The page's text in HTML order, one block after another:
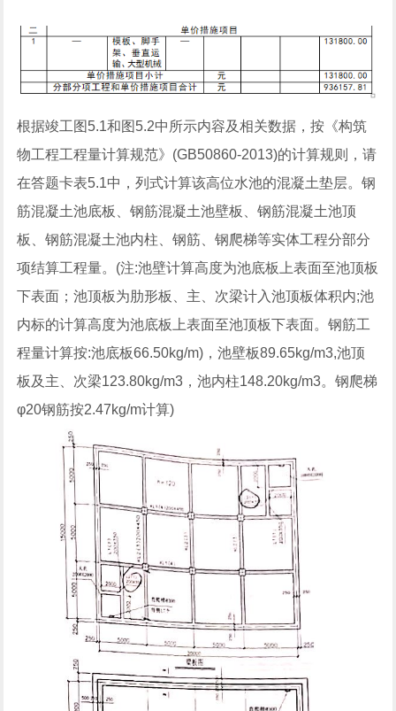
根据竣工图5.1和图5.2中所示内容及相关数据，按《构筑
物工程工程量计算规范》(GB50860-2013)的计算规则，请
在答题卡表5.1中，列式计算该高位水池的混凝土垫层。钢
筋混凝土池底板、钢筋混凝土池壁板、钢筋混凝土池顶
板、钢筋混凝土池内柱、钢筋、钢爬梯等实体工程分部分
项结算工程量。(注:池壁计算高度为池底板上表面至池顶板
下表面；池顶板为肋形板、主、次梁计入池顶板体积内;池
内标的计算高度为池底板上表面至池顶板下表面。钢筋工
程量计算按:池底板66.50kg/m)，池壁板89.65kg/m3,池顶
板及主、次梁123.80kg/m3，池内柱148.20kg/m3。钢爬梯
φ20钢筋按2.47kg/m计算)